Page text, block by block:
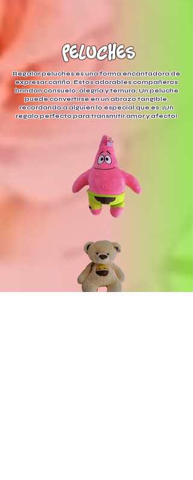
peluches
Regalar peluches es una forma encantadora de
expresar cariño. Estos adorables compañeros
brindan consuelo, alegría y ternura. Un peluche
puede convertirse en un abrazo tangible,
recordando a alguien lo especial que es. ¡Un
regalo perfecto para transmitir amor y afecto!